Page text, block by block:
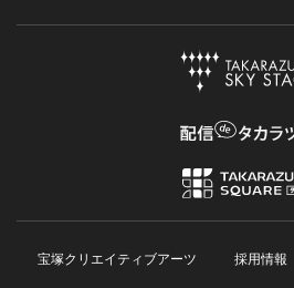
宝塚クリエイティブアーツ 採用情報